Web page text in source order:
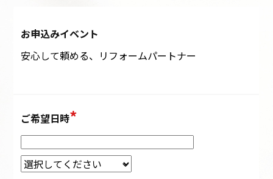
お申込みイベント
ご希望日時